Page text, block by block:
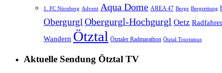
1. FC Nürnberg Advent Aqua Dome AREA 47 Berge Bergrettung
ObergurglObergurgl-Hochgurgl Oetz
Wandern Ötztal Ötztaler Radmarathon Ötztal Tourismus
Aktuelle Sendung Ötztal TV